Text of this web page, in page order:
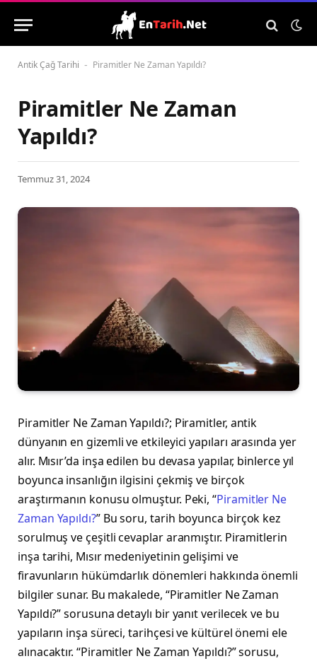
Antik Çağ Tarihi - Piramitler Ne Zaman Yapıldı?
Piramitler Ne Zaman
Yapıldı?
Temmuz 31, 2024
Piramitler Ne Zaman Yapıldı?; Piramitler, antik
dünyanın en gizemli ve etkileyici yapıları arasında yer
alır. Mısır’da inşa edilen bu devasa yapılar, binlerce yıl
boyunca insanlığın ilgisini çekmiş ve birçok
araştırmanın konusu olmuştur. Peki, “Piramitler Ne
Zaman Yapıldı?” Bu soru, tarih boyunca birçok kez
sorulmuş ve çeşitli cevaplar aranmıştır. Piramitlerin
inşa tarihi, Mısır medeniyetinin gelişimi ve
firavunların hükümdarlık dönemleri hakkında önemli
bilgiler sunar. Bu makalede, “Piramitler Ne Zaman
Yapıldı?” sorusuna detaylı bir yanıt verilecek ve bu
yapıların inşa süreci, tarihçesi ve kültürel önemi ele
alınacaktır. “Piramitler Ne Zaman Yapıldı?” sorusu,